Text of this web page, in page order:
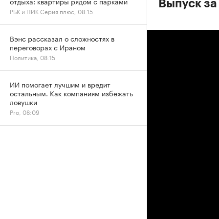
Выпуск
РБК и ПИК Серия плюс, 08:15
Вэнс рассказал о сложностях в
переговорах с Ираном
Политика, 08:15
ИИ помогает лучшим и вредит
остальным. Как компаниям избежать
ловушки
Pro, 08:09